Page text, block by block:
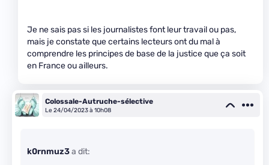
Je ne sais pas si les journalistes font leur travail ou pas,
mais je constate que certains lecteurs ont du mal à
comprendre les principes de base de la justice que ça soit
en France ou ailleurs.
Colossale-Autruche-sélective
Le 24/04/2023 à 10h08
k0rnmuz3a dit: